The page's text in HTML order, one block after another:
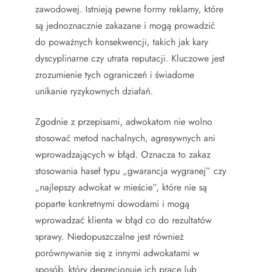
zawodowej. Istnieją pewne formy reklamy, które
są jednoznacznie zakazane i mogą prowadzić
do poważnych konsekwencji, takich jak kary
dyscyplinarne czy utrata reputacji. Kluczowe jest
zrozumienie tych ograniczeń i świadome
unikanie ryzykownych działań.
Zgodnie z przepisami, adwokatom nie wolno
stosować metod nachalnych, agresywnych ani
wprowadzających w błąd. Oznacza to zakaz
stosowania haseł typu „gwarancja wygranej” czy
„najlepszy adwokat w mieście”, które nie są
poparte konkretnymi dowodami i mogą
wprowadzać klienta w błąd co do rezultatów
sprawy. Niedopuszczalne jest również
porównywanie się z innymi adwokatami w
sposób, który deprecjonuje ich pracę lub